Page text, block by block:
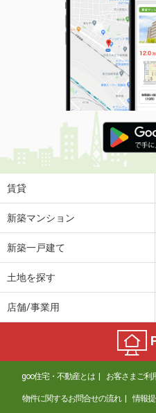
賃貸
新築マンション
新築一戸建て
土地を探す
店舗/事業用
goo住宅・不動産とは お客さまご利
物件に関するお問合せの流れ 情報